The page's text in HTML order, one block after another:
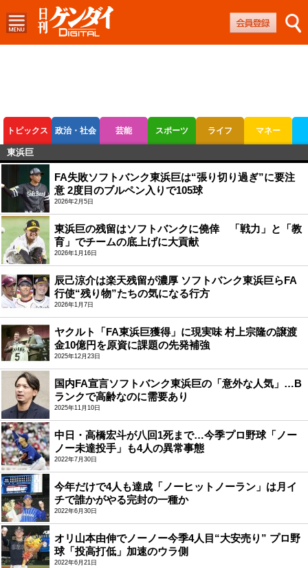
トピックス 政治・社会 芸能 スポーツ ライフ マネー
ボートレース
東浜巨
FA失敗ソフトバンク東浜巨は“張り切り過ぎ”に要注
意 2度目のブルペン入りで105球
2026年2月5日
東浜巨の残留はソフトバンクに僥倖 「戦力」と「教
育」でチームの底上げに大貢献
2026年1月16日
辰己涼介は楽天残留が濃厚 ソフトバンク東浜巨らFA
行使“残り物”たちの気になる行方
2026年1月7日
ヤクルト「FA東浜巨獲得」に現実味 村上宗隆の譲渡
金10億円を原資に課題の先発補強
2025年12月23日
国内FA宣言ソフトバンク東浜巨の「意外な人気」…B
ランクで高齢なのに需要あり
2025年11月10日
中日・高橋宏斗が八回1死まで…今季プロ野球「ノー
ノー未達投手」も4人の異常事態
2022年7月30日
今年だけで4人も達成「ノーヒットノーラン」は月イ
チで誰かがやる完封の一種か
2022年6月30日
オリ山本由伸でノーノー今季4人目“大安売り” プロ野
球「投高打低」加速のウラ側
2022年6月21日